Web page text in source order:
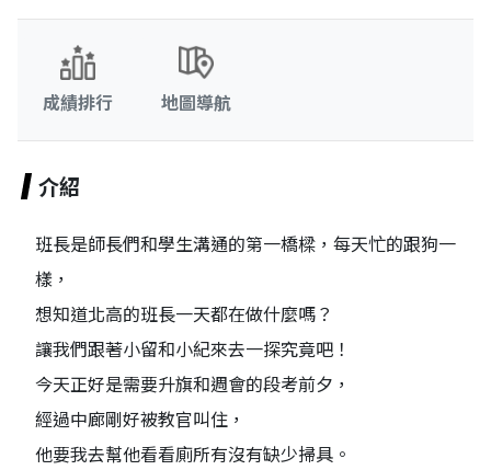
成績排行 地圖導航
介紹
班長是師長們和學生溝通的第一橋樑，每天忙的跟狗一
樣，
想知道北高的班長一天都在做什麼嗎？
讓我們跟著小留和小紀來去一探究竟吧！
今天正好是需要升旗和週會的段考前夕，
經過中廊剛好被教官叫住，
他要我去幫他看看廁所有沒有缺少掃具。